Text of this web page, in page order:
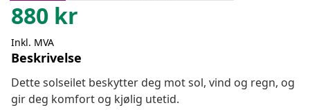
880 kr
Inkl. MVA
Beskrivelse
Dette solseilet beskytter deg mot sol, vind og regn, og
gir deg komfort og kjølig utetid.